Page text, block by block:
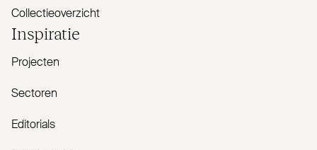
Collectieoverzicht
Inspiratie
Projecten
Sectoren
Editorials